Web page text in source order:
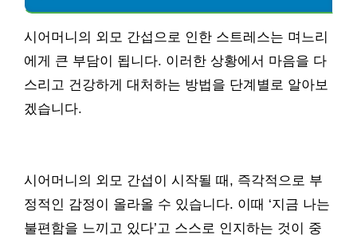
시어머니의 외모 간섭으로 인한 스트레스는 며느리
에게 큰 부담이 됩니다. 이러한 상황에서 마음을 다
스리고 건강하게 대처하는 방법을 단계별로 알아보
겠습니다.
시어머니의 외모 간섭이 시작될 때, 즉각적으로 부
정적인 감정이 올라올 수 있습니다. 이때 ‘지금 나는
불편함을 느끼고 있다’고 스스로 인지하는 것이 중